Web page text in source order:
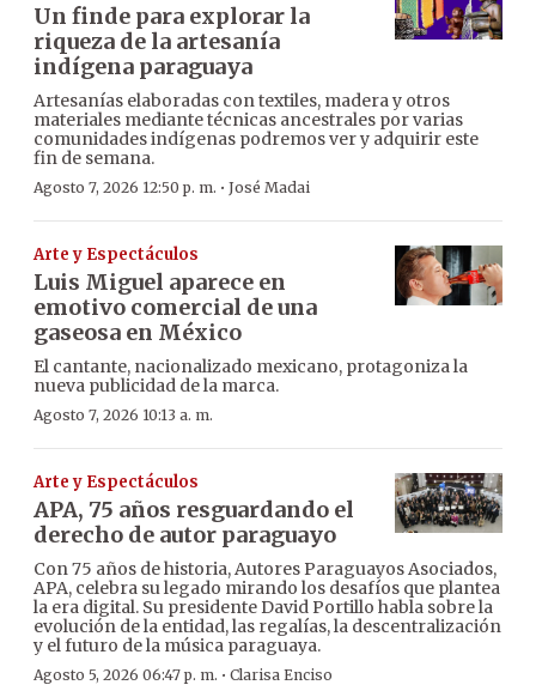
Un finde para explorar la
riqueza de la artesanía
indígena paraguaya
Artesanías elaboradas con textiles, madera y otros
materiales mediante técnicas ancestrales por varias
comunidades indígenas podremos ver y adquirir este
fin de semana.
Agosto 7, 2026 12:50 p. m. · José Madai
Arte y Espectáculos
Luis Miguel aparece en
emotivo comercial de una
gaseosa en México
El cantante, nacionalizado mexicano, protagoniza la
nueva publicidad de la marca.
Agosto 7, 2026 10:13 a. m.
Arte y Espectáculos
APA, 75 años resguardando el
derecho de autor paraguayo
Con 75 años de historia, Autores Paraguayos Asociados,
APA, celebra su legado mirando los desafíos que plantea
la era digital. Su presidente David Portillo habla sobre la
evolución de la entidad, las regalías, la descentralización
y el futuro de la música paraguaya.
Agosto 5, 2026 06:47 p. m. · Clarisa Enciso